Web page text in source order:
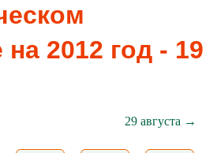
на 2012 год - 19
29 августа →